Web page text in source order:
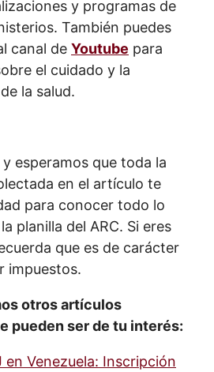
y programas de
También puedes
canal de Youtube para
el cuidado y la
la salud.
y esperamos que toda la
en el artículo te
para conocer todo lo
planilla del ARC. Si eres
que es de carácter
impuestos.
otros artículos
pueden ser de tu interés: